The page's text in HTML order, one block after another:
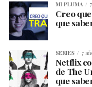
MI PLUMA
Creo
que
SERIES 7
Netflix
de The
que